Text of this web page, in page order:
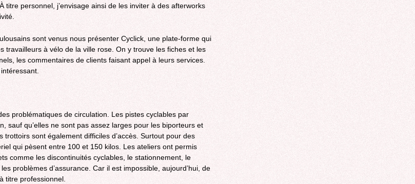
titre personnel, j’envisage ainsi de les inviter à des afterworks
sont venus nous présenter Cyclick, une plate-forme qui
travailleurs à vélo de la ville rose. On y trouve les fiches et les
les commentaires de clients faisant appel à leurs services.
problématiques de circulation. Les pistes cyclables par
sauf qu’elles ne sont pas assez larges pour les biporteurs et
trottoirs sont également difficiles d’accès. Surtout pour des
qui pèsent entre 100 et 150 kilos. Les ateliers ont permis
comme les discontinuités cyclables, le stationnement, le
problèmes d’assurance. Car il est impossible, aujourd’hui, de
titre professionnel.